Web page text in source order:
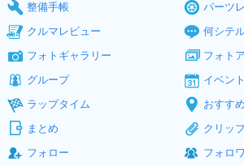
整備手帳
パーツ
クルマレビュー
何シテ
フォトギャラリー
フォト
グループ
イベン
ラップタイム
おすす
まとめ
クリッ
フォロー
フォロ